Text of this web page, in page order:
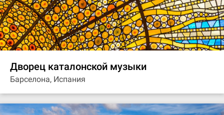
Дворец каталонской музыки
Барселона, Испания